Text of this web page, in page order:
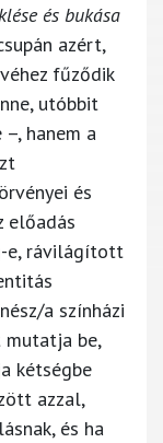
és bukása
azért,
fűződik
utóbbit
hanem a
és
előadás
e, rávilágított
a színházi
mutatja be,
kétségbe
azzal,
és ha